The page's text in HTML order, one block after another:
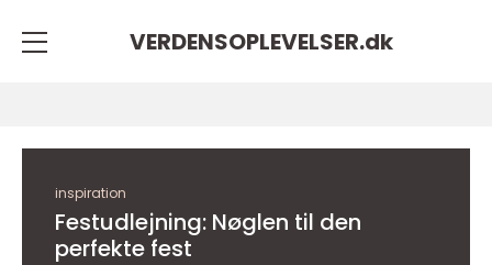
VERDENSOPLEVELSER.dk
inspiration
Festudlejning: Nøglen til den
perfekte fest